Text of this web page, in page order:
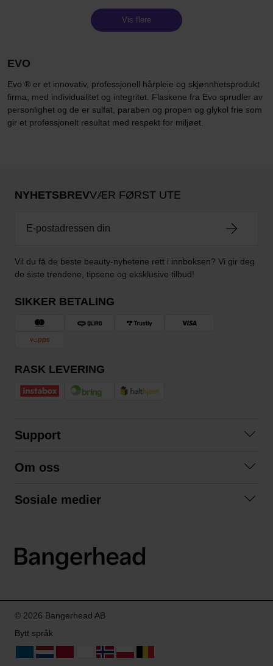
Vis flere
EVO
Evo ® er et innovativ, professjonell hårpleie og skjønnhetsprodukt
firma, med individualitet og integritet. Flaskene fra Evo sprudler av
personlighet og de er sulfat, paraben og propen og glykol frie som
gir et professjonelt resultat med respekt for miljøet.
NYHETSBREVVÆR FØRST UTE
Vil du få de beste beauty-nyhetene rett i innboksen? Vi gir deg
de siste trendene, tipsene og eksklusive tilbud!
SIKKER BETALING
RASK LEVERING
Support
Kjøpsvilkår
Om oss
Sosiale medier
LinkedIn
© 2026 Bangerhead AB
Bytt språk